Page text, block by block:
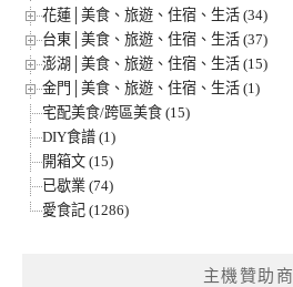
花蓮│美食、旅遊、住宿、生活 (34)
台東│美食、旅遊、住宿、生活 (37)
澎湖│美食、旅遊、住宿、生活 (15)
金門│美食、旅遊、住宿、生活 (1)
宅配美食/跨區美食 (15)
DIY食譜 (1)
開箱文 (15)
已歇業 (74)
愛食記 (1286)
主機贊助商